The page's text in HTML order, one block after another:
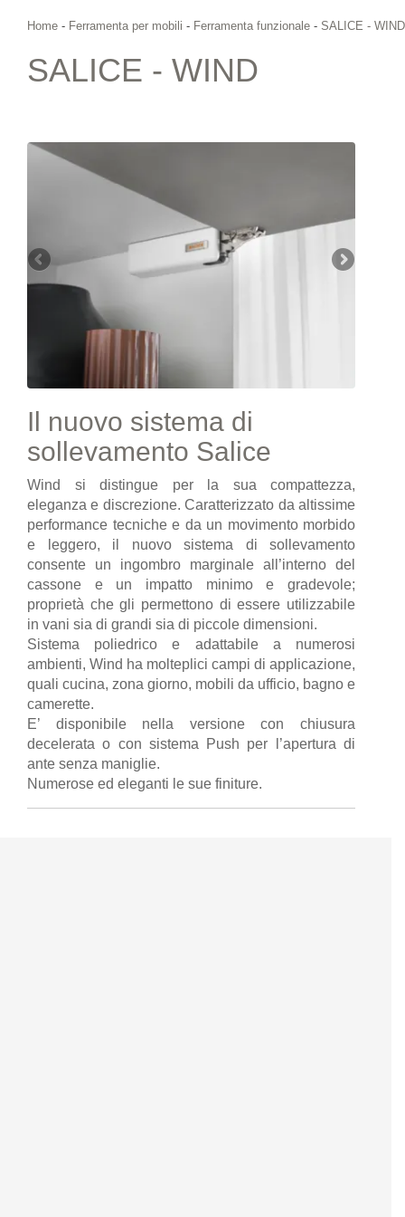
Home - Ferramenta per mobili - Ferramenta funzionale - SALICE - WIND
SALICE - WIND
Il nuovo sistema di
sollevamento Salice
Wind si distingue per la sua compattezza,
eleganza e discrezione. Caratterizzato da altissime
performance tecniche e da un movimento morbido
e leggero, il nuovo sistema di sollevamento
consente un ingombro marginale all’interno del
cassone e un impatto minimo e gradevole;
proprietà che gli permettono di essere utilizzabile
in vani sia di grandi sia di piccole dimensioni.
Sistema poliedrico e adattabile a numerosi
ambienti, Wind ha molteplici campi di applicazione,
quali cucina, zona giorno, mobili da ufficio, bagno e
camerette.
E’ disponibile nella versione con chiusura
decelerata o con sistema Push per l’apertura di
ante senza maniglie.
Numerose ed eleganti le sue finiture.